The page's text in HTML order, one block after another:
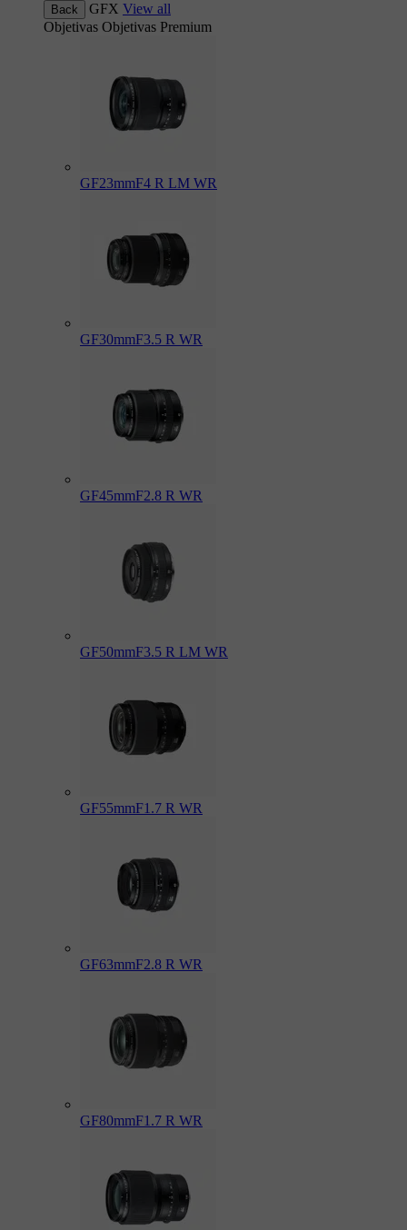
Back GFX View all
Objetivas Objetivas Premium
GF23mmF4 R LM WR
GF30mmF3.5 R WR
GF45mmF2.8 R WR
GF50mmF3.5 R LM WR
GF55mmF1.7 R WR
GF63mmF2.8 R WR
GF80mmF1.7 R WR